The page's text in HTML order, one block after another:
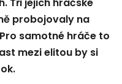
Tři jejich hráčské
probojovaly na
samotné hráče to
mezi elitou by si